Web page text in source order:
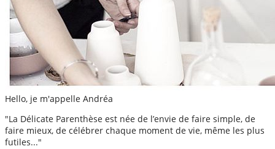
Hello, je m'appelle Andréa
"La Délicate Parenthèse est née de l’envie de faire simple, de
faire mieux, de célébrer chaque moment de vie, même les plus
futiles..."